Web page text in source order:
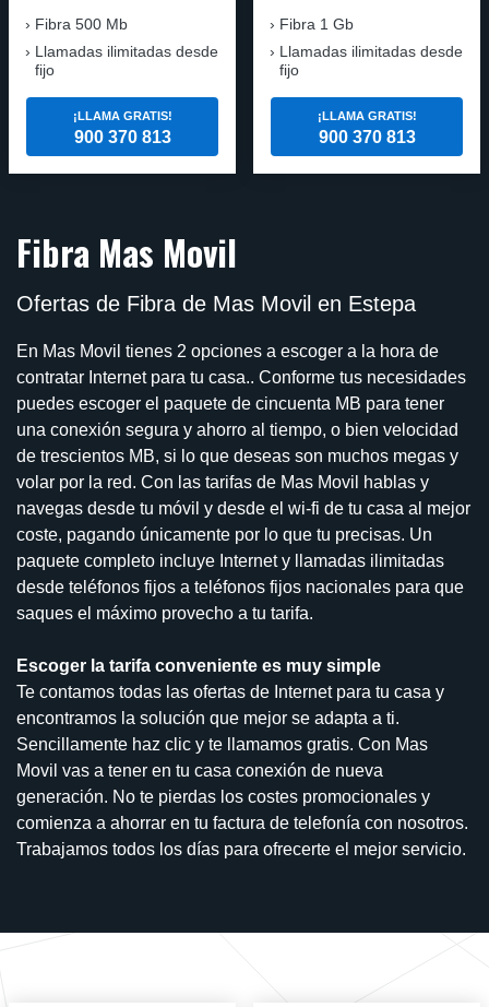
Fibra 500 Mb
Llamadas ilimitadas desde
fijo
¡LLAMA GRATIS!
900 370 813
Fibra 1 Gb
Llamadas ilimitadas desde
fijo
¡LLAMA GRATIS!
900 370 813
Fibra Mas Movil
Ofertas de Fibra de Mas Movil en Estepa
En Mas Movil tienes 2 opciones a escoger a la hora de
contratar Internet para tu casa.. Conforme tus necesidades
puedes escoger el paquete de cincuenta MB para tener
una conexión segura y ahorro al tiempo, o bien velocidad
de trescientos MB, si lo que deseas son muchos megas y
volar por la red. Con las tarifas de Mas Movil hablas y
navegas desde tu móvil y desde el wi-fi de tu casa al mejor
coste, pagando únicamente por lo que tu precisas. Un
paquete completo incluye Internet y llamadas ilimitadas
desde teléfonos fijos a teléfonos fijos nacionales para que
saques el máximo provecho a tu tarifa.
Escoger la tarifa conveniente es muy simple
Te contamos todas las ofertas de Internet para tu casa y
encontramos la solución que mejor se adapta a ti.
Sencillamente haz clic y te llamamos gratis. Con Mas
Movil vas a tener en tu casa conexión de nueva
generación. No te pierdas los costes promocionales y
comienza a ahorrar en tu factura de telefonía con nosotros.
Trabajamos todos los días para ofrecerte el mejor servicio.